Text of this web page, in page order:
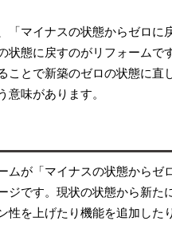
「マイナスの状態からゼロ
状態に戻すのがリフォームで
ことで新築のゼロの状態に直
味があります。
ムが「マイナスの状態から
ジです。現状の状態から新た
性を上げたり機能を追加した